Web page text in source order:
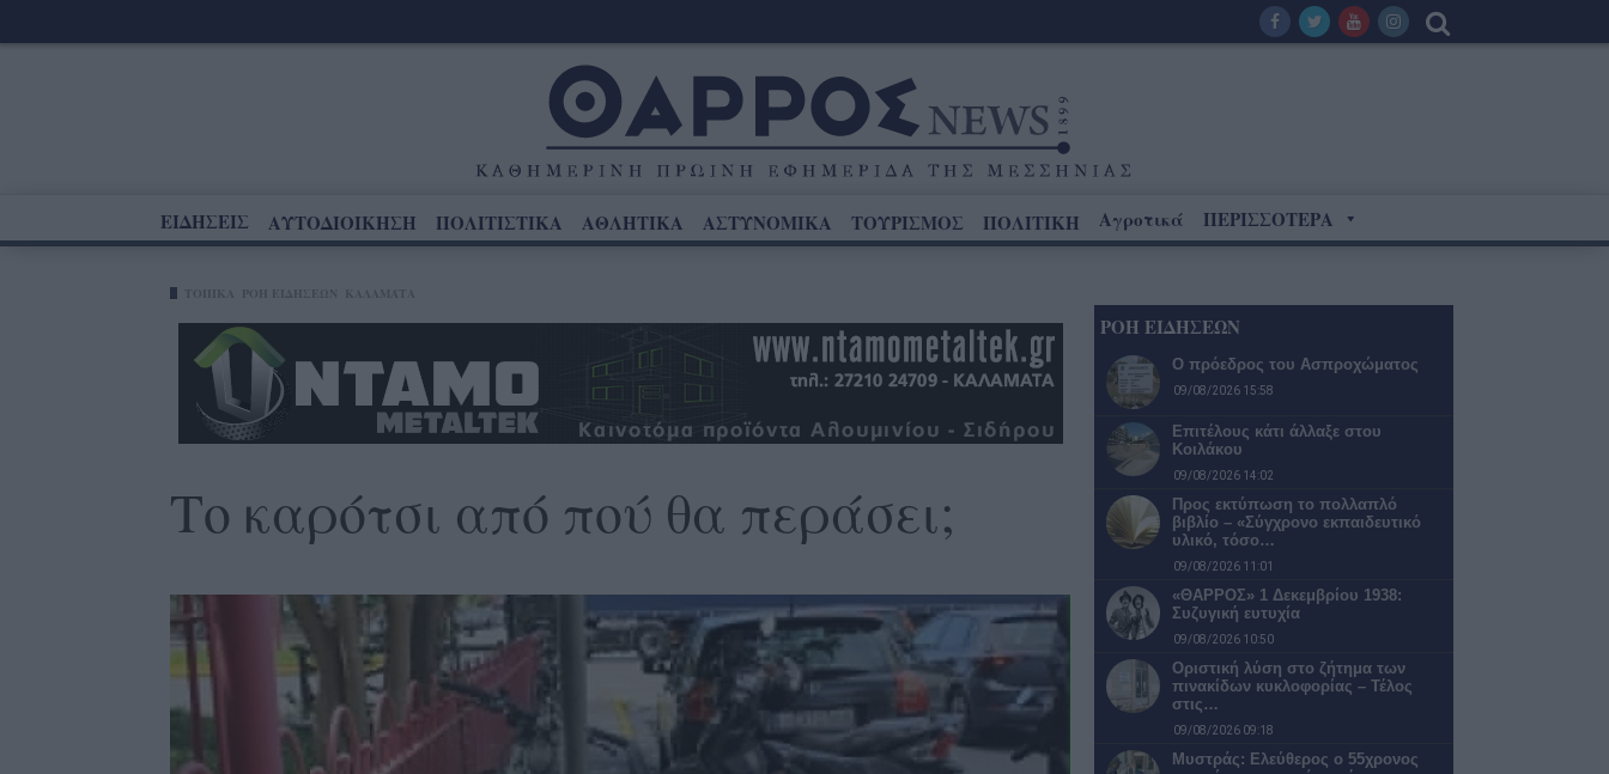
ΕΙΔΗΣΕΙΣ ΑΥΤΟΔΙΟΙΚΗΣΗ ΠΟΛΙΤΙΣΤΙΚΑ ΑΘΛΗΤΙΚΑ ΑΣΤΥΝΟΜΙΚΑ ΤΟΥΡΙΣΜΟΣ ΠΟΛΙΤΙΚΗ Αγροτικά ΠΕΡΙΣΣΟΤΕΡΑ
Το καρότσι από πού θα περάσει;
ΡΟΗ ΕΙΔΗΣΕΩΝ
Ο πρόεδρος του Ασπροχώματος
09/08/2026 15:58
Επιτέλους κάτι άλλαξε στου
Κοιλάκου
09/08/2026 14:02
Προς εκτύπωση το πολλαπλό
βιβλίο – «Σύγχρονο εκπαιδευτικό
υλικό, τόσο…
09/08/2026 11:01
«ΘΑΡΡΟΣ» 1 Δεκεμβρίου 1938:
Συζυγική ευτυχία
09/08/2026 10:50
Οριστική λύση στο ζήτημα των
πινακίδων κυκλοφορίας – Τέλος
στις…
09/08/2026 09:18
Μυστράς: Ελεύθερος ο 55χρονος